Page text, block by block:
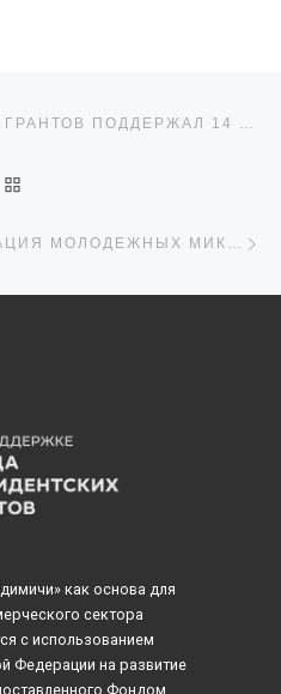
ПРОДОЛЖАЕТСЯ РЕАЛИЗАЦИЯ МОЛОДЕЖНЫХ МИКРОПРОЕКТОВ
как основа для
сектора
с использованием
Федерации на развитие
Фондом